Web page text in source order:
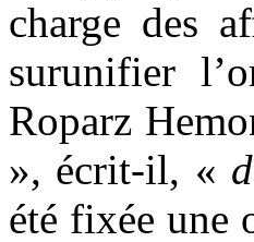
charge des
surunifier
Roparz
», écrit-il, «
été fixée une